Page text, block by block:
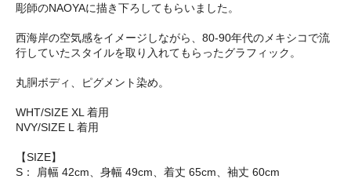
彫師のNAOYAに描き下ろしてもらいました。
西海岸の空気感をイメージしながら、80-90年代のメキシコで流
行していたスタイルを取り入れてもらったグラフィック。
丸胴ボディ、ピグメント染め。
WHT/SIZE XL 着用
NVY/SIZE L 着用
【SIZE】
S： 肩幅 42cm、身幅 49cm、着丈 65cm、袖丈 60cm